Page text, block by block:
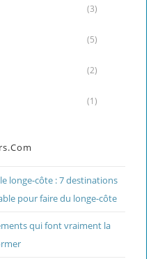
(3)
(5)
(2)
(1)
longe-côte : 7 destinations
pour faire du longe-côte
qui font vraiment la